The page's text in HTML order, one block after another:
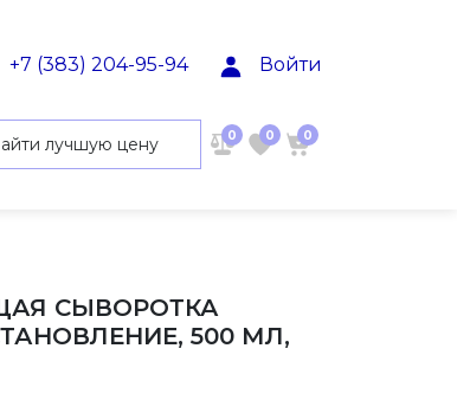
+7 (383) 204-95-94 Войти
лучшую цену 0 0 0
СЫВОРОТКА
500 МЛ,